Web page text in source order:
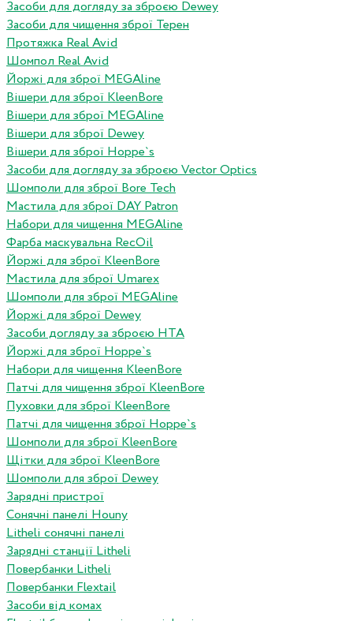
Засоби для догляду за зброєю Dewey
Засоби для чищення зброї Терен
Протяжка Real Avid
Шомпол Real Avid
Йоржі для зброї MEGAline
Вішери для зброї KleenBore
Вішери для зброї MEGAline
Вішери для зброї Dewey
Вішери для зброї Hoppe`s
Засоби для догляду за зброєю Vector Optics
Шомполи для зброї Bore Tech
Мастила для зброї DAY Patron
Набори для чищення MEGAline
Фарба маскувальна RecOil
Йоржі для зброї KleenBore
Мастила для зброї Umarex
Шомполи для зброї MEGAline
Йоржі для зброї Dewey
Засоби догляду за зброєю HTA
Йоржі для зброї Hoppe`s
Набори для чищення KleenBore
Патчі для чищення зброї KleenBore
Пуховки для зброї KleenBore
Патчі для чищення зброї Hoppe`s
Шомполи для зброї KleenBore
Щітки для зброї KleenBore
Шомполи для зброї Dewey
Зарядні пристрої
Сонячні панелі Houny
Litheli сонячні панелі
Зарядні станції Litheli
Повербанки Litheli
Повербанки Flextail
Засоби від комах